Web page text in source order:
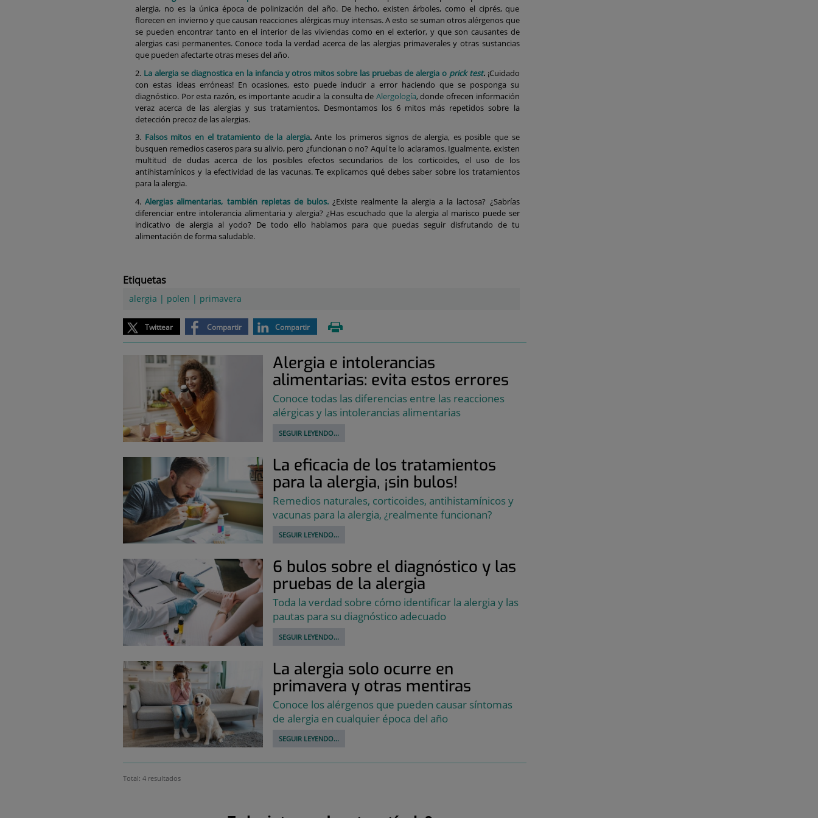
alergia, no es la única época de polinización del año. De hecho, existen árboles, como el ciprés, que
florecen en invierno y que causan reacciones alérgicas muy intensas. A esto se suman otros alérgenos que
se pueden encontrar tanto en el interior de las viviendas como en el exterior, y que son causantes de
alergias casi permanentes. Conoce toda la verdad acerca de las alergias primaverales y otras sustancias
que pueden afectarte otras meses del año.
La alergia se diagnostica en la infancia y otros mitos sobre las pruebas de alergia o prick test.¡Cuidado
con estas ideas erróneas! En ocasiones, esto puede inducir a error haciendo que se posponga su
diagnóstico. Por esta razón, es importante acudir a la consulta de Alergología, donde ofrecen información
veraz acerca de las alergias y sus tratamientos. Desmontamos los 6 mitos más repetidos sobre la
detección precoz de las alergias.
Falsos mitos en el tratamiento de la alergia.Ante los primeros signos de alergia, es posible que se
busquen remedios caseros para su alivio, pero ¿funcionan o no? Aquí te lo aclaramos. Igualmente, existen
multitud de dudas acerca de los posibles efectos secundarios de los corticoides, el uso de los
antihistamínicos y la efectividad de las vacunas. Te explicamos qué debes saber sobre los tratamientos
para la alergia.
Alergias alimentarias, también repletas de bulos.¿Existe realmente la alergia a la lactosa? ¿Sabrías
diferenciar entre intolerancia alimentaria y alergia? ¿Has escuchado que la alergia al marisco puede ser
indicativo de alergia al yodo? De todo ello hablamos para que puedas seguir disfrutando de tu
alimentación de forma saludable.
Etiquetas
alergia | polen | primavera
Twittear Compartir Compartir
Alergia e intolerancias
alimentarias: evita estos errores
Conoce todas las diferencias entre las reacciones
alérgicas y las intolerancias alimentarias
SEGUIR LEYENDO...
La eficacia de los tratamientos
para la alergia, ¡sin bulos!
Remedios naturales, corticoides, antihistamínicos y
vacunas para la alergia, ¿realmente funcionan?
SEGUIR LEYENDO...
6 bulos sobre el diagnóstico y las
pruebas de la alergia
Toda la verdad sobre cómo identificar la alergia y las
pautas para su diagnóstico adecuado
SEGUIR LEYENDO...
La alergia solo ocurre en
primavera y otras mentiras
Conoce los alérgenos que pueden causar síntomas
de alergia en cualquier época del año
SEGUIR LEYENDO...
Total: 4 resultados